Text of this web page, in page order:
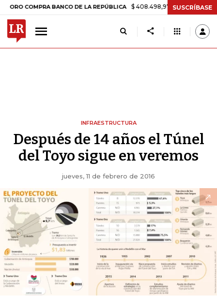
COMPRA BANCO DE LA REPÚBLICA $ 408.498,97 +$ 8.753,81 +2,19%
SUSCRÍBASE
INFRAESTRUCTURA
Después de 14 años el Túnel
del Toyo sigue en veremos
jueves, 11 de febrero de 2016